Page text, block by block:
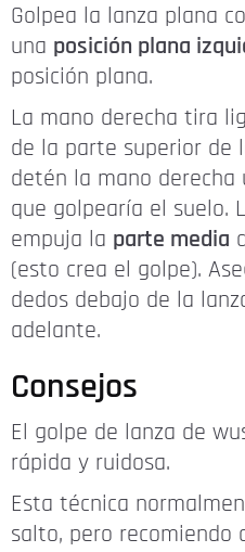
Golpea la lanza plana
una posición plana
posición plana.
La mano derecha tira
de la parte superior de
detén la mano
que golpearía el suelo.
empuja la parte media
(esto crea el golpe).
dedos debajo de la
adelante.
Consejos
El golpe de lanza de
rápida y ruidosa.
Esta técnica
salto, pero recomiendo